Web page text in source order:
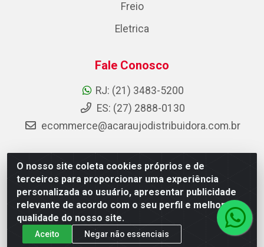
O nosso site coleta cookies próprios e de
terceiros para proporcionar uma experiência
personalizada ao usuário, apresentar publicidade
relevante de acordo com o seu perfil e melhorar a
qualidade do nosso site.
Aceito Negar não essenciais
Freio
Eletrica
Fale Conosco
RJ: (21) 3483-5200
ES: (27) 2888-0130
ecommerce@acaraujodistribuidora.com.br
AC Araujo Distribuidora - Rua Carneiro de Campos, 42 -
São Cristóvão, Rio de Janeiro/RJ - CEP 20.920-410 -
CNPJ 08.744.753/0003-85